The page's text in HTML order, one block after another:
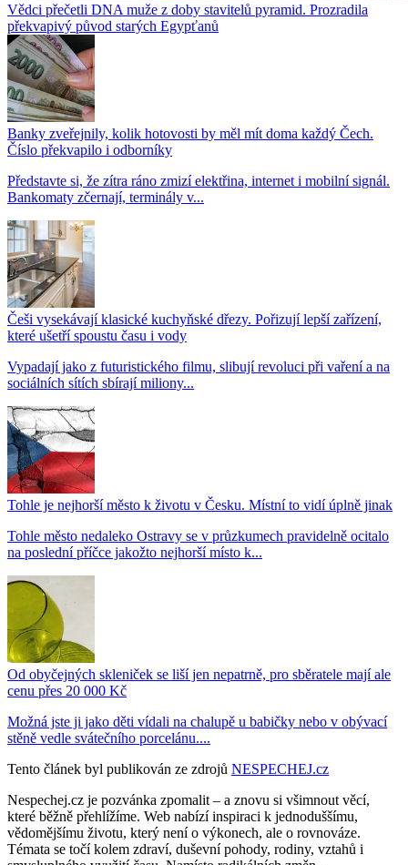
Vědci přečetli DNA muže z doby stavitelů pyramid. Prozradila
překvapivý původ starých Egypťanů
Banky zveřejnily, kolik hotovosti by měl mít doma každý Čech.
Číslo překvapilo i odborníky
Představte si, že zítra ráno zmizí elektřina, internet i mobilní signál.
Bankomaty zčernají, terminály v...
Češi vysekávají klasické kuchyňské dřezy. Pořizují lepší zařízení,
které ušetří spoustu času i vody
Vypadají jako z futuristického filmu, slibují revoluci při vaření a na
sociálních sítích sbírají miliony...
Tohle je nejhorší město k životu v Česku. Místní to vidí úplně jinak
Tohle město nedaleko Ostravy se v průzkumech pravidelně ocitalo
na poslední příčce jakožto nejhorší místo k...
Od obyčejných skleniček se liší jen nepatrně, pro sběratele mají ale
cenu přes 20 000 Kč
Možná jste ji jako děti vídali na chalupě u babičky nebo v obývací
stěně vedle svátečního porcelánu....
Tento článek byl publikován ze zdrojů NESPECHEJ.cz
Nespechej.cz je pozvánka zpomalit – a znovu si všimnout věcí,
které běžně přehlížíme. Web nabízí inspiraci k jednoduššímu,
vědomějšímu životu, který není o výkonech, ale o rovnováze.
Témata se točí kolem zdraví, duševní pohody, rodiny, vztahů i